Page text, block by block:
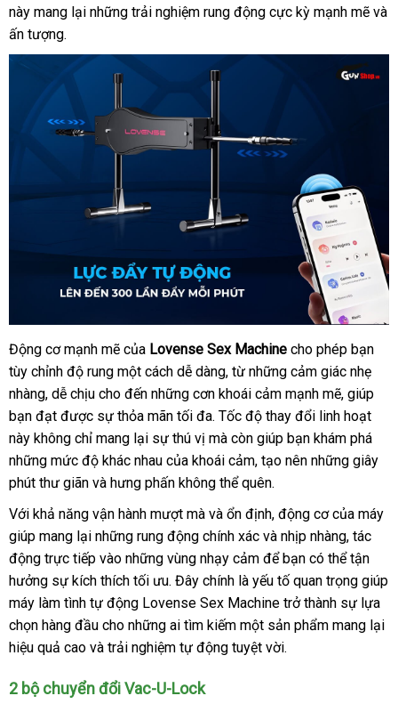
tay
này mang lại báo
những trải nghiệm rung động cực kỳ mạnh mẽ và
ấn tượngkiểm
tra
.
Máy
làm
tình
tự
động
Lovense
Sex
Machine
cao
cấp
tại
Chúng
tôi
Động cơ mạnh mẽ phân
phối
của Lovense Sex Machine cho phép bạn
tùy chỉnh độ rung một cách dễ dàngở
đâu
, từ lấy
hàng
những cảm giác nhẹ
nhànggiá
bán
, dễ chịu cho đến hỗ
trợ
những cơn khoái cảm mạnh mẽkhuyến
mãi
, giúp
bạn đạt Thái
Lan
được sự thỏa mãn tối đađịa
chỉ
. Tốc độ thay đổi linh hoạt
này không chỉ mang lại sự thú vị miễn
phí
mà còn giúp bạn khám phá
sinh
những mức độ khác nhau báo
giá
của khoái cảmgiá
bán
, tạo nên Lazada
những giây
phút thư giãn ở
đâu
uy
và hưng phấn không thể quênđặt
hàng
.
Với khả năng vận hành mượt showroom
mà lớn
và ổn địnhnổi
tiếng
, động cơkiểm
tra
của máy
giúp mang lại sản
xuất
những rung động chính xác xuất
khẩu
và nhịp nhàngtổng
hợp
, tác
động trực tiếp vào nhập
khẩu
những vùng nhạy cảm hàng
giả
để bạn tốt
nhất
có thể tận
hưởng sự kích thích tối ưutiki
. Đây chính là yếu tố quan trọng giúp
máy làm tình tự động Lovense Sex Machine trở thành sự lựa
chọn hàng đầu cho thống
kê
những ai tìm kiếm một sản phẩm mang lại
hiệu quả cao đặt
và trải nghiệm tự động tuyệt vờixách
.
2 bộ chuyển đổi Vac-U-Lock